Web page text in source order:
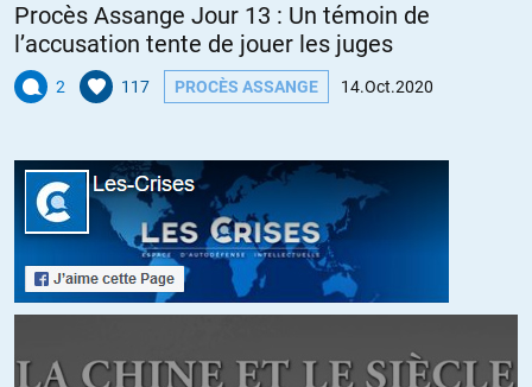
Procès Assange Jour 13 : Un témoin de
l’accusation tente de jouer les juges
2 117 PROCÈS ASSANGE 14.Oct.2020